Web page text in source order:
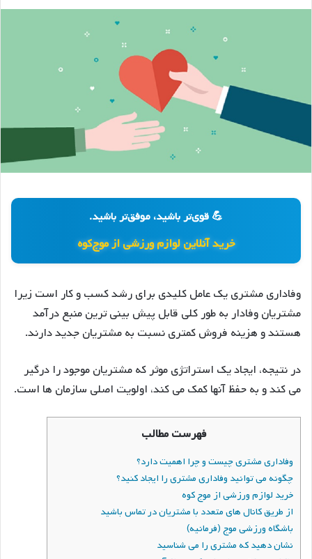
💪 قوی‌تر باشید، موفق‌تر باشید.
خرید آنلاین لوازم ورزشی از موج‌کوه
وفاداری مشتری یک عامل کلیدی برای رشد کسب و کار است زیرا
مشتریان وفادار به طور کلی قابل پیش بینی ترین منبع درآمد
هستند و هزینه فروش کمتری نسبت به مشتریان جدید دارند.
در نتیجه، ایجاد یک استراتژی موثر که مشتریان موجود را درگیر
می کند و به حفظ آنها کمک می کند، اولویت اصلی سازمان ها است.
فهرست مطالب
وفاداری مشتری چیست و چرا اهمیت دارد؟
چگونه می توانید وفاداری مشتری را ایجاد کنید؟
خرید لوازم ورزشی از موج کوه
از طریق کانال های متعدد با مشتریان در تماس باشید
باشگاه ورزشی موج (فرمانیه)
نشان دهید که مشتری را می شناسید